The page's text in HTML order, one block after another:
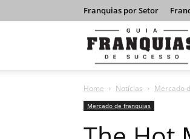
Franquias por Setor
Home Notícias Mercado
Mercado de franquias